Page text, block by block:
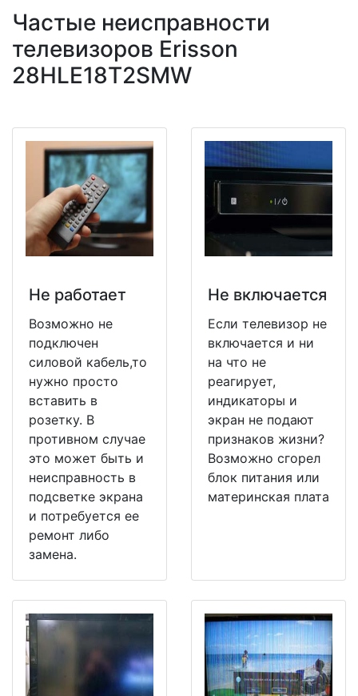
Частые неисправности
телевизоров Erisson
28HLE18T2SMW
Не работает
Возможно не
подключен
силовой кабель,то
нужно просто
вставить в
розетку. В
противном случае
это может быть и
неисправность в
подсветке экрана
и потребуется ее
ремонт либо
замена.
Не включается
Если телевизор не
включается и ни
на что не
реагирует,
индикаторы и
экран не подают
признаков жизни?
Возможно сгорел
блок питания или
материнская плата